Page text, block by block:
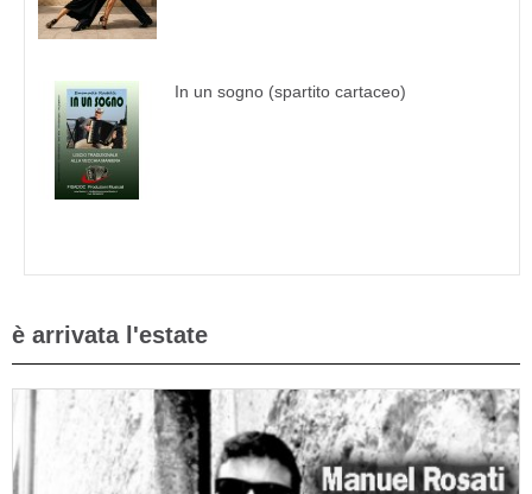
In un sogno (spartito cartaceo)
è arrivata l'estate